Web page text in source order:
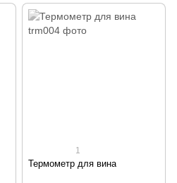
1
Термометр для вина